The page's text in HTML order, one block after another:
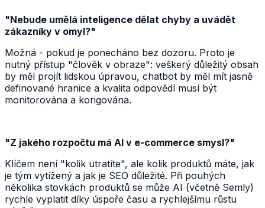
"Nebude umělá inteligence dělat chyby a uvádět
zákazníky v omyl?"
Možná - pokud je ponecháno bez dozoru. Proto je
nutný přístup "člověk v obraze": veškerý důležitý obsah
by měl projít lidskou úpravou, chatbot by měl mít jasně
definované hranice a kvalita odpovědí musí být
monitorována a korigována.
"Z jakého rozpočtu má AI v e-commerce smysl?"
Klíčem není "kolik utratíte", ale kolik produktů máte, jak
je tým vytížený a jak je SEO důležité. Při pouhých
několika stovkách produktů se může AI (včetně Semly)
rychle vyplatit díky úspoře času a rychlejšímu růstu